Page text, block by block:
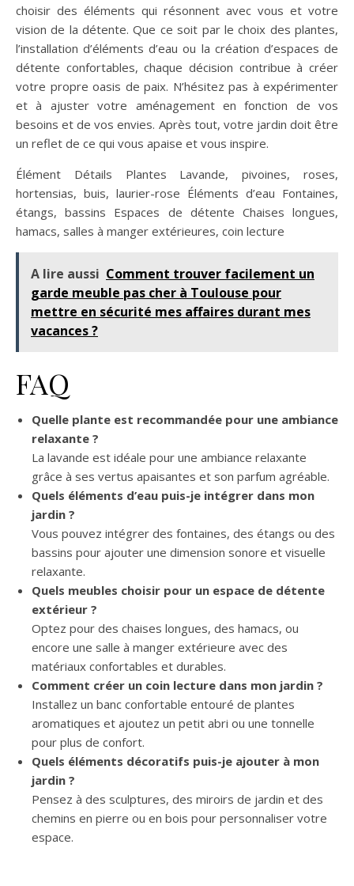
choisir des éléments qui résonnent avec vous et votre
vision de la détente. Que ce soit par le choix des plantes,
l’installation d’éléments d’eau ou la création d’espaces de
détente confortables, chaque décision contribue à créer
votre propre oasis de paix. N’hésitez pas à expérimenter
et à ajuster votre aménagement en fonction de vos
besoins et de vos envies. Après tout, votre jardin doit être
un reflet de ce qui vous apaise et vous inspire.
Élément Détails Plantes Lavande, pivoines, roses,
hortensias, buis, laurier-rose Éléments d’eau Fontaines,
étangs, bassins Espaces de détente Chaises longues,
hamacs, salles à manger extérieures, coin lecture
A lire aussi Comment trouver facilement un
garde meuble pas cher à Toulouse pour
mettre en sécurité mes affaires durant mes
vacances ?
FAQ
Quelle plante est recommandée pour une ambiance
relaxante ?
La lavande est idéale pour une ambiance relaxante
grâce à ses vertus apaisantes et son parfum agréable.
Quels éléments d’eau puis-je intégrer dans mon
jardin ?
Vous pouvez intégrer des fontaines, des étangs ou des
bassins pour ajouter une dimension sonore et visuelle
relaxante.
Quels meubles choisir pour un espace de détente
extérieur ?
Optez pour des chaises longues, des hamacs, ou
encore une salle à manger extérieure avec des
matériaux confortables et durables.
Comment créer un coin lecture dans mon jardin ?
Installez un banc confortable entouré de plantes
aromatiques et ajoutez un petit abri ou une tonnelle
pour plus de confort.
Quels éléments décoratifs puis-je ajouter à mon
jardin ?
Pensez à des sculptures, des miroirs de jardin et des
chemins en pierre ou en bois pour personnaliser votre
espace.